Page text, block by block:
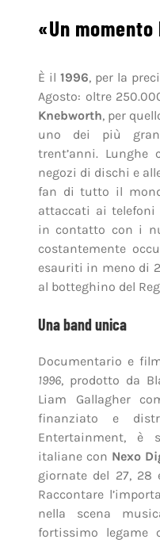
«Un
È il1996, per la
Agosto: oltre
Knebworth, per
uno dei più
trent’anni.
negozi di dischi e
fan di tutto il
attaccati ai telefoni
in contatto con i
costantemente
esauriti in meno di
al botteghino del
Una band unica
Documentario e
1996, prodotto da
Liam Gallagher
finanziato e
Entertainment, è
italiane con Nexo
giornate del 27, 28
Raccontare
nella scena
fortissimo legame